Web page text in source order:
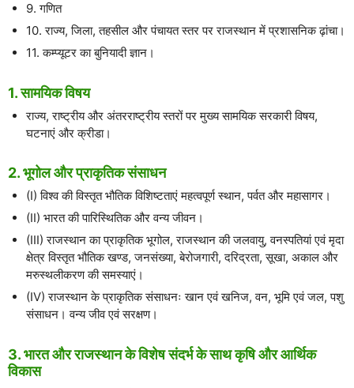
9. गणित
10. राज्य, जिला, तहसील और पंचायत स्तर पर राजस्थान में प्रशासनिक ढ़ांचा।
11. कम्प्यूटर का बुनियादी ज्ञान।
1. सामयिक विषय
राज्य, राष्ट्रीय और अंतरराष्ट्रीय स्तरों पर मुख्य सामयिक सरकारी विषय,
घटनाएं और क्रीडा।
2. भूगोल और प्राकृतिक संसाधन
(I) विश्व की विस्तृत भौतिक विशिष्टताएं महत्वपूर्ण स्थान, पर्वत और महासागर।
(II) भारत की पारिस्थितिक और वन्य जीवन।
(III) राजस्थान का प्राकृतिक भूगोल, राजस्थान की जलवायु, वनस्पतियां एवं मृदा
क्षेत्र विस्तृत भौतिक खण्ड, जनसंख्या, बेरोजगारी, दरिद्रता, सूखा, अकाल और
मरुस्थलीकरण की समस्याएं।
(IV) राजस्थान के प्राकृतिक संसाधनः खान एवं खनिज, वन, भूमि एवं जल, पशु
संसाधन। वन्य जीव एवं सरक्षण।
3. भारत और राजस्थान के विशेष संदर्भ के साथ कृषि और आर्थिक
विकास